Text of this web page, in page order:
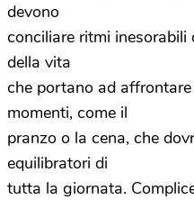
devono
conciliare ritmi inesorabili
della vita
che portano ad affrontare
momenti, come il
pranzo o la cena, che
equilibratori di
tutta la giornata.